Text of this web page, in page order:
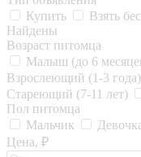
Купить
Взять
Найдены
Возраст питомца
Малыш (до 6
Взрослеющий (1-3 года)
Стареющий (7-11 лет)
Пол питомца
Мальчик
Цена, ₽